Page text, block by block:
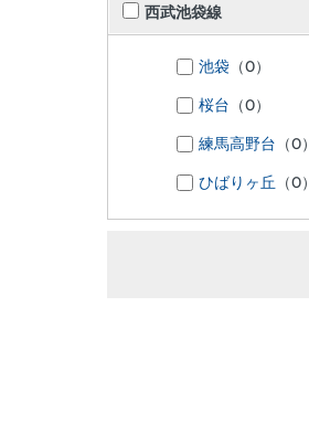
西武池袋線
池袋 （0）
桜台 （0）
練馬高野台 （0）
ひばりヶ丘 （0）